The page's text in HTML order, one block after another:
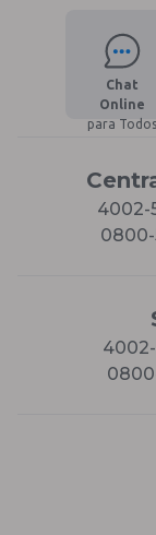
Chat
Online
para Todos
4002-